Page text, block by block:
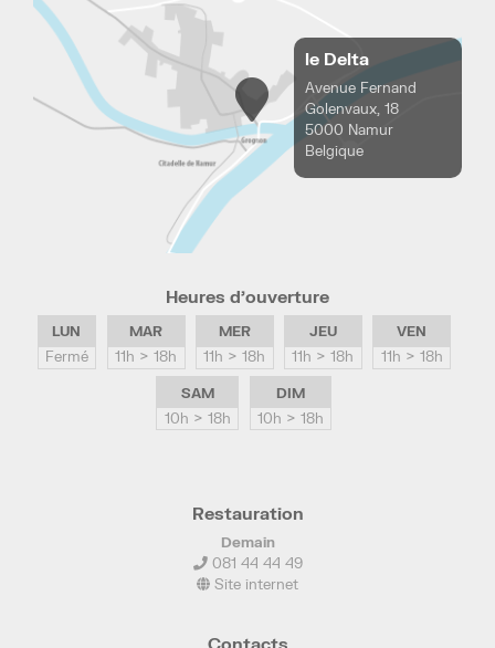
le Delta
Avenue Fernand
Golenvaux, 18
5000 Namur
Belgique
Heures d’ouverture
LUN
Fermé
MAR
11h > 18h
MER
11h > 18h
JEU
11h > 18h
VEN
11h > 18h
SAM
10h > 18h
DIM
10h > 18h
Restauration
Demain
081 44 44 49
Site internet